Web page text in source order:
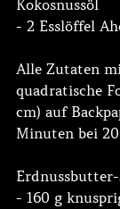
Kokosnussöl
- 2 Esslöffel
Alle Zutaten
quadratische
cm) auf
Minuten bei
- 160 g